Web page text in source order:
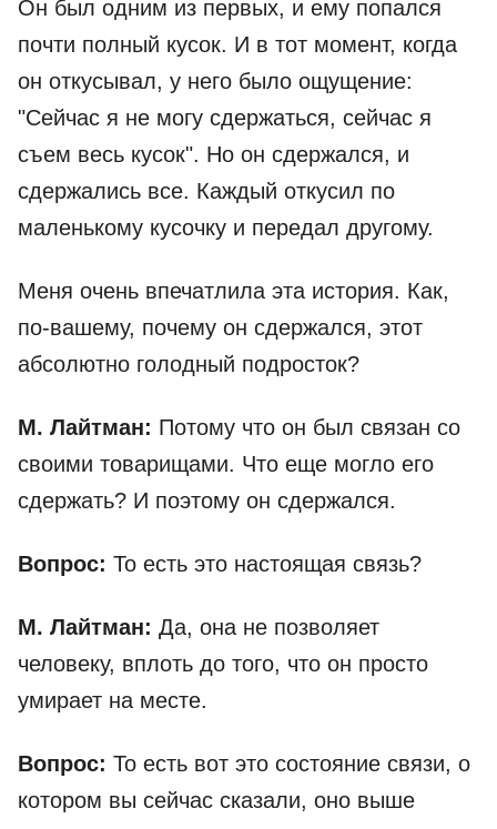
Он был одним из первых, и ему попался
почти полный кусок. И в тот момент, когда
он откусывал, у него было ощущение:
"Сейчас я не могу сдержаться, сейчас я
съем весь кусок". Но он сдержался, и
сдержались все. Каждый откусил по
маленькому кусочку и передал другому.
Меня очень впечатлила эта история. Как,
по-вашему, почему он сдержался, этот
абсолютно голодный подросток?
М. Лайтман: Потому что он был связан со
своими товарищами. Что еще могло его
сдержать? И поэтому он сдержался.
Вопрос: То есть это настоящая связь?
М. Лайтман: Да, она не позволяет
человеку, вплоть до того, что он просто
умирает на месте.
Вопрос: То есть вот это состояние связи, о
котором вы сейчас сказали, оно выше